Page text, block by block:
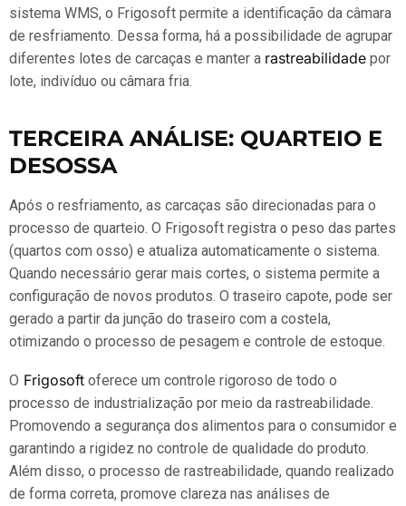
sistema WMS, o Frigosoft permite a identificação da câmara
de resfriamento. Dessa forma, há a possibilidade de agrupar
diferentes lotes de carcaças e manter a rastreabilidade por
lote, indivíduo ou câmara fria.
TERCEIRA ANÁLISE: QUARTEIO E
DESOSSA
Após o resfriamento, as carcaças são direcionadas para o
processo de quarteio. O Frigosoft registra o peso das partes
(quartos com osso) e atualiza automaticamente o sistema.
Quando necessário gerar mais cortes, o sistema permite a
configuração de novos produtos. O traseiro capote, pode ser
gerado a partir da junção do traseiro com a costela,
otimizando o processo de pesagem e controle de estoque.
O Frigosoft oferece um controle rigoroso de todo o
processo de industrialização por meio da rastreabilidade.
Promovendo a segurança dos alimentos para o consumidor e
garantindo a rigidez no controle de qualidade do produto.
Além disso, o processo de rastreabilidade, quando realizado
de forma correta, promove clareza nas análises de